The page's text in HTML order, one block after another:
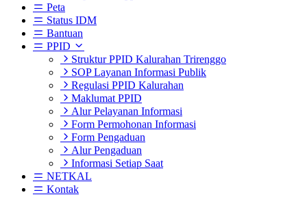
Peta
Status IDM
Bantuan
PPID
Struktur PPID Kalurahan Trirenggo
SOP Layanan Informasi Publik
Regulasi PPID Kalurahan
Maklumat PPID
Alur Pelayanan Informasi
Form Permohonan Informasi
Form Pengaduan
Alur Pengaduan
Informasi Setiap Saat
NETKAL
Kontak